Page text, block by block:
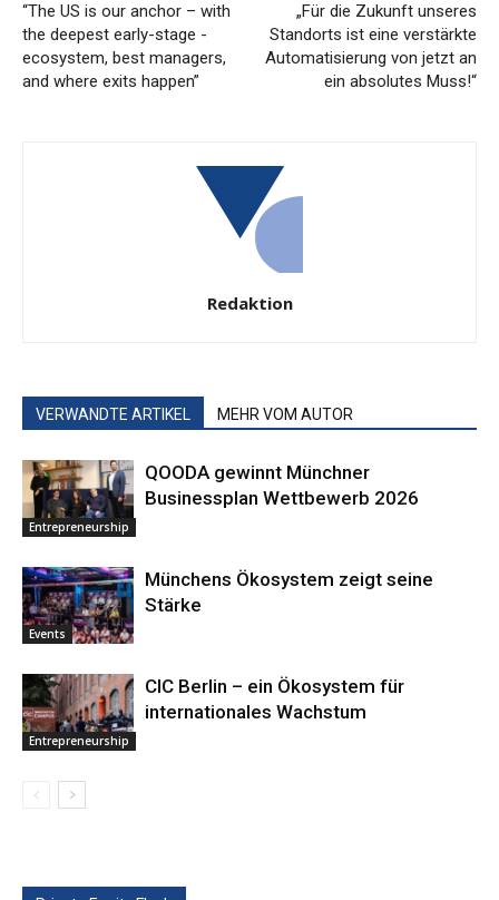
“The US is our ­anchor – with
the ­deepest early-­stage ­
ecosystem, best ­managers,
and where exits happen”
„Für die Zukunft unseres
Standorts ist eine verstärkte
Automatisierung von jetzt an
ein absolutes Muss!“
Redaktion
VERWANDTE ARTIKEL MEHR VOM AUTOR
Entrepreneurship
QOODA gewinnt Münchner
Businessplan Wettbewerb 2026
Events
Münchens Ökosystem zeigt seine
Stärke
Entrepreneurship
CIC Berlin – ein Ökosystem für
internationales Wachstum